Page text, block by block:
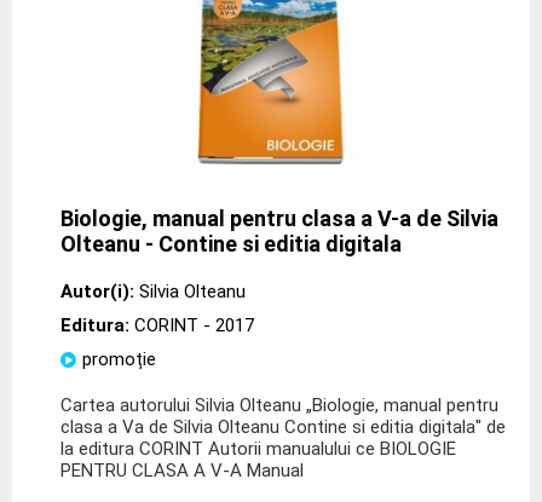
Biologie, manual pentru clasa a V-a de Silvia
Olteanu - Contine si editia digitala
Autor(i): Silvia Olteanu
Editura: CORINT - 2017
promoție
Cartea autorului Silvia Olteanu „Biologie, manual pentru
clasa a Va de Silvia Olteanu Contine si editia digitala" de
la editura CORINT Autorii manualului ce BIOLOGIE
PENTRU CLASA A V-A Manual